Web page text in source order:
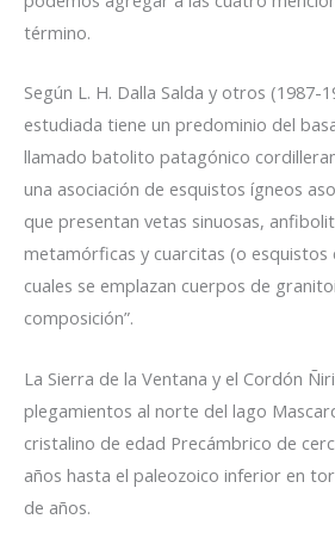
término.
Según L. H. Dalla Salda y otros (1987-
estudiada tiene un predominio del
llamado batolito patagónico
una asociación de esquistos ígneos
que presentan vetas sinuosas,
metamórficas y cuarcitas (o esquistos
cuales se emplazan cuerpos de
composición”.
La Sierra de la Ventana y el Cordón
plegamientos al norte del lago
cristalino de edad Precámbrico de
años hasta el paleozoico inferior en
de años.